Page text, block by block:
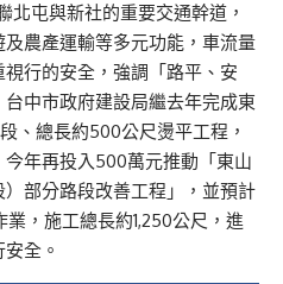
北屯與新社的重要交通幹道，
農產運輸等多元功能，車流量
行的安全，強調「路平、安
中市政府建設局繼去年完成東
、總長約500公尺燙平工程，
年再投入500萬元推動「東山
部分路段改善工程」，並預計
，施工總長約1,250公尺，進
全。